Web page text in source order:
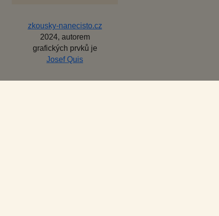
zkousky-nanecisto.cz
2024, autorem
grafických prvků je
Josef Quis